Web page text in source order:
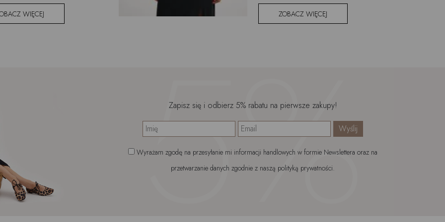
WIĘCEJ ZOBACZ WIĘCEJ
Zapisz się i odbierz 5% rabatu na pierwsze zakupy!
Wyrażam zgodę na przesyłanie mi informacji handlowych w formie Newslettera oraz na
przetwarzanie danych zgodnie z naszą polityką prywatności.